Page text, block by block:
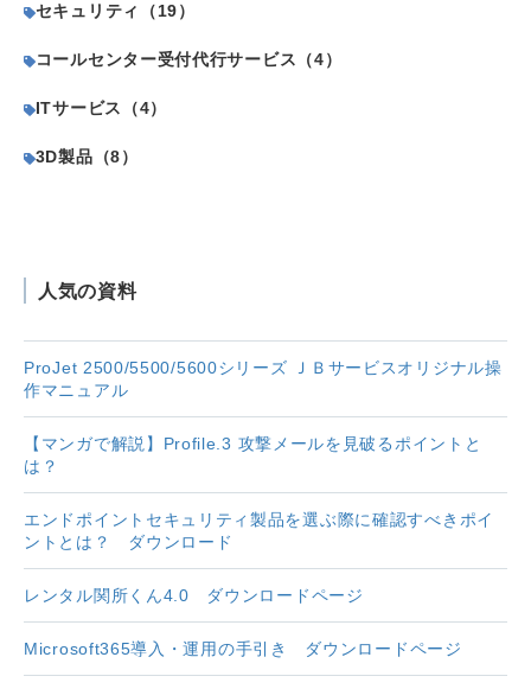
セキュリティ（19）
コールセンター受付代行サービス（4）
ITサービス（4）
3D製品（8）
人気の資料
ProJet 2500/5500/5600シリーズ ＪＢサービスオリジナル操
作マニュアル
【マンガで解説】Profile.3 攻撃メールを見破るポイントと
は？
エンドポイントセキュリティ製品を選ぶ際に確認すべきポイ
ントとは？ ダウンロード
レンタル関所くん4.0 ダウンロードページ
Microsoft365導入・運用の手引き ダウンロードページ